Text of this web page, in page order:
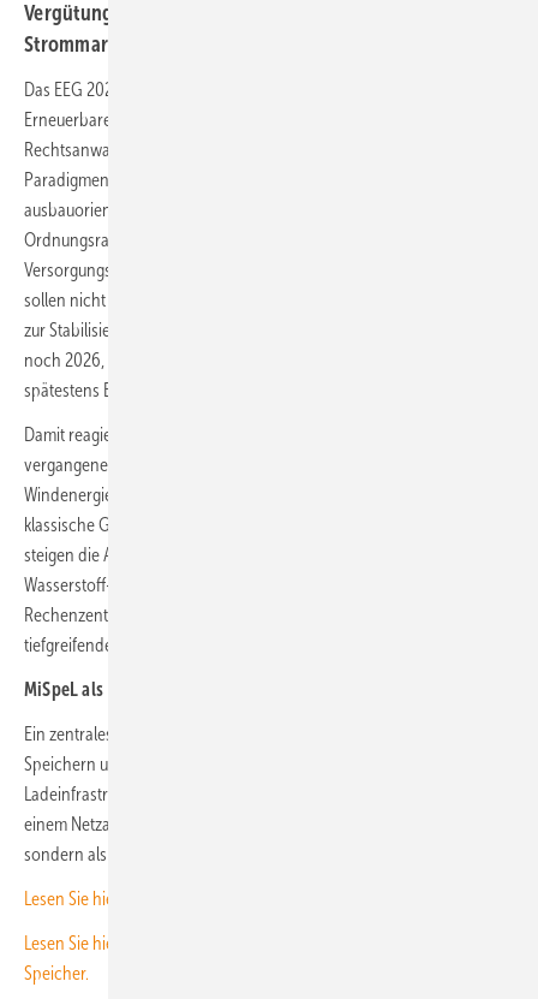
Vergütungsmodelle entscheiden darüber, wer künftig im
Strommarkt gewinnt – und wer zurückbleibt.
Das EEG 2027 markiert mehr als eine weitere Novelle des
Erneuerbare-Energien-Gesetzes. Nach Einschätzung der Maslaton
Rechtsanwaltsgesellschaft steht Deutschland vor einem
Paradigmenwechsel der Energiepolitik: Weg von einer rein
ausbauorientierten Förderung, hin zu einem systemischen
Ordnungsrahmen, in dem Flexibilität, Marktintegration und
Versorgungssicherheit gleichrangige Ziele sind. Erneuerbare Energien
sollen nicht länger nur grüne Kilowattstunden liefern, sondern aktiv
zur Stabilisierung des Stromsystems beitragen. Zeitplan: Eckpunkte
noch 2026, Beschluss der Reform von Bundestag und Bundesrat bis
spätestens Ende Mai 2026, Inkrafttreten Anfang 2027.
Damit reagiert der Gesetzgeber auf eine Realität, die sich in den
vergangenen Jahren dramatisch verschoben hat. Photovoltaik und
Windenergie dominieren zunehmend die Stromerzeugung, während
klassische Großkraftwerke an Bedeutung verlieren. Gleichzeitig
steigen die Anforderungen an das System durch Elektrifizierung,
Wasserstoff-Hochlauf und neue Großverbraucher wie
Rechenzentren. Das EEG 2027 soll diese Spannungen auflösen – mit
tiefgreifenden rechtlichen und ökonomischen Konsequenzen.
MiSpeL als Herzstück des neuen EEG-Designs
Ein zentrales Element der Reform ist die Marktintegration von
Speichern und Ladepunkten (MiSpeL). Künftig sollen Stromspeicher,
Ladeinfrastruktur und steuerbare Verbrauchseinrichtungen hinter
einem Netzanschlusspunkt nicht mehr als passive Anhängsel gelten,
sondern als marktaktive Akteure.
Lesen Sie hier mehr zum Thema MiSpeL.
Lesen Sie hier eine neue Studie zur Stromkostensenkung durch
Speicher.